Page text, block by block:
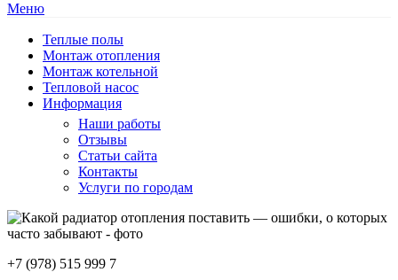
Меню
Теплые полы
Монтаж отопления
Монтаж котельной
Тепловой насос
Информация
Наши работы
Отзывы
Статьи сайта
Контакты
Услуги по городам
+7 (978) 515 999 7